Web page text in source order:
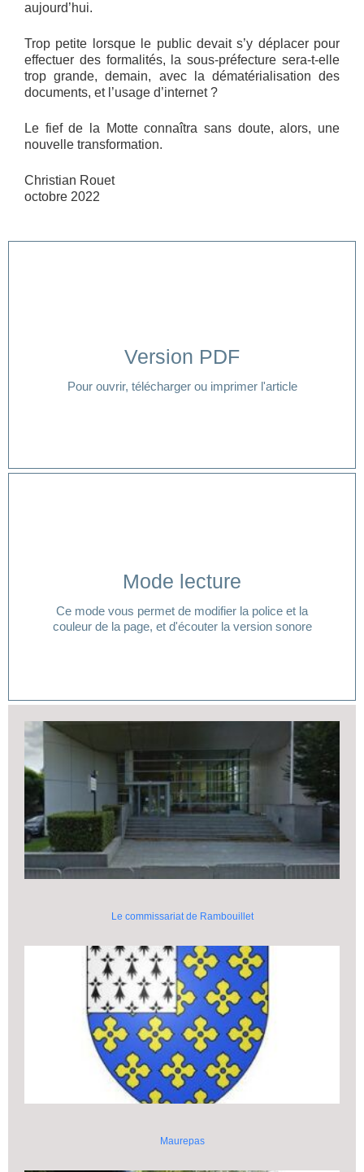
aujourd’hui.
Trop petite lorsque le public devait s’y déplacer pour
effectuer des formalités, la sous-préfecture sera-t-elle
trop grande, demain, avec la dématérialisation des
documents, et l’usage d’internet ?
Le fief de la Motte connaîtra sans doute, alors, une
nouvelle transformation.
Christian Rouet
octobre 2022
Version PDF
Pour ouvrir, télécharger ou imprimer l'article
Cliquer ici
Mode lecture
Ce mode vous permet de modifier la police et la
couleur de la page, et d'écouter la version sonore
Vous avez besoin d'aide pour accéder à votre mode
Le commissariat de Rambouillet
Maurepas